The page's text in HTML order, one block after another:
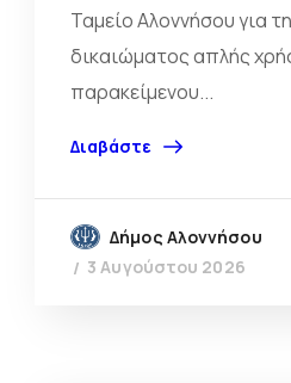
Ταμείο Αλοννήσου για
δικαιώματος απλής
παρακείμενου...
Διαβάστε
Δήμος Αλοννήσου
3 Αυγούστου 2026